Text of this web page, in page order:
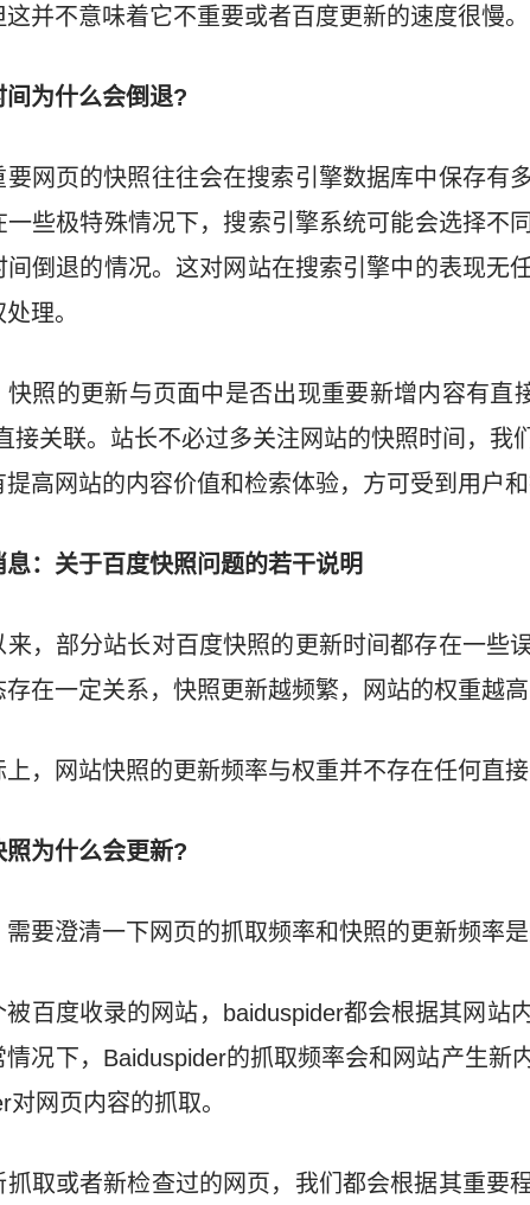
并不意味着它不重要或者百度更新的速度很慢。
间为什么会倒退?
要网页的快照往往会在搜索引擎数据库中保存有
一些极特殊情况下，搜索引擎系统可能会选择不
间倒退的情况。这对网站在搜索引擎中的表现无
理。
快照的更新与页面中是否出现重要新增内容有直
接关联。站长不必过多关注网站的快照时间，
高网站的内容价值和检索体验，方可受到用户和
息：关于百度快照问题的若干说明
来，部分站长对百度快照的更新时间都存在一些
在一定关系，快照更新越频繁，网站的权重越高
上，网站快照的更新频率与权重并不存在任何直接
照为什么会更新?
需要澄清一下网页的抓取频率和快照的更新频率是
被百度收录的网站，baiduspider都会根据其网站
情况下，Baiduspider的抓取频率会和网站产生新
对网页内容的抓取。
抓取或者新检查过的网页，我们都会根据其重要